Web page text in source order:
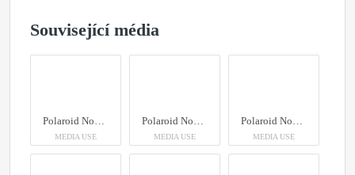
Související média
Polaroid Now+ Gen 3
MEDIA USE
Polaroid Now+ Gen 3
MEDIA USE
Polaroid Now+ Gen 3
MEDIA USE